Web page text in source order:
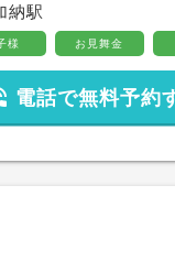
納駅
様 お見舞金
電話で無料予約